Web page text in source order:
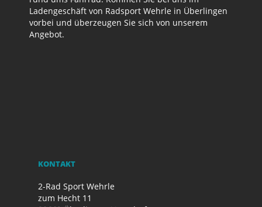
Ladengeschäft von Radsport Wehrle in Überlingen
vorbei und überzeugen Sie sich von unserem
Angebot.
KONTAKT
2-Rad Sport Wehrle
zum Hecht 11